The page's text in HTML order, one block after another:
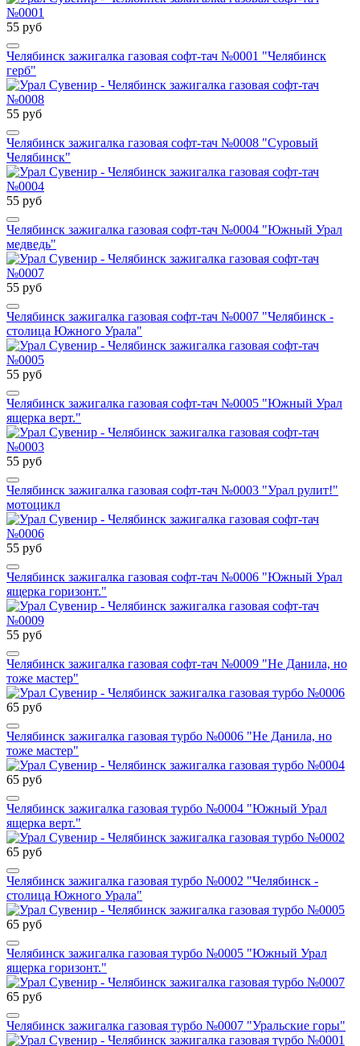
55 руб
Челябинск зажигалка газовая софт-тач №0001 "Челябинск
герб"
55 руб
Челябинск зажигалка газовая софт-тач №0008 "Суровый
Челябинск"
55 руб
Челябинск зажигалка газовая софт-тач №0004 "Южный Урал
медведь"
55 руб
Челябинск зажигалка газовая софт-тач №0007 "Челябинск -
столица Южного Урала"
55 руб
Челябинск зажигалка газовая софт-тач №0005 "Южный Урал
ящерка верт."
55 руб
Челябинск зажигалка газовая софт-тач №0003 "Урал рулит!"
мотоцикл
55 руб
Челябинск зажигалка газовая софт-тач №0006 "Южный Урал
ящерка горизонт."
55 руб
Челябинск зажигалка газовая софт-тач №0009 "Не Данила, но
тоже мастер"
65 руб
Челябинск зажигалка газовая турбо №0006 "Не Данила, но
тоже мастер"
65 руб
Челябинск зажигалка газовая турбо №0004 "Южный Урал
ящерка верт."
65 руб
Челябинск зажигалка газовая турбо №0002 "Челябинск -
столица Южного Урала"
65 руб
Челябинск зажигалка газовая турбо №0005 "Южный Урал
ящерка горизонт."
65 руб
Челябинск зажигалка газовая турбо №0007 "Уральские горы"